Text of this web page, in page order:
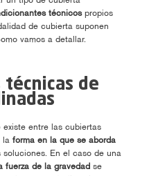
técnicospropios
de cubierta suponen
vamos a detallar.
técnicas de
existe entre las cubiertas
la forma en la que se aborda
soluciones. En el caso de una
fuerza de la gravedad se